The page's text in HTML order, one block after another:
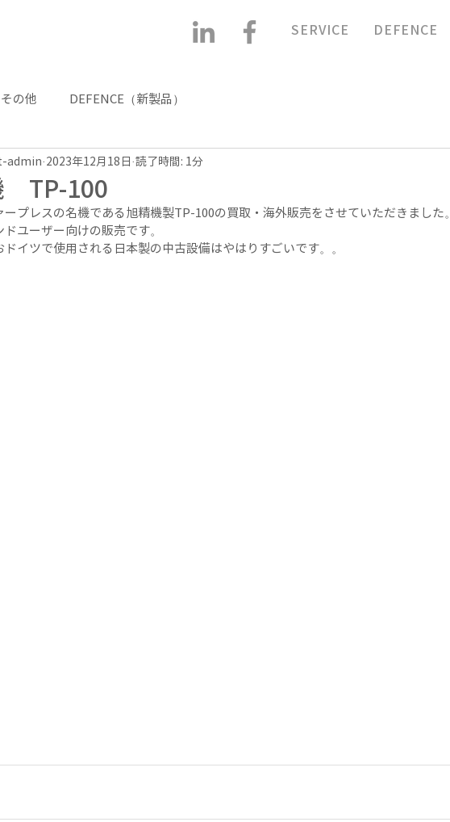
SERVICE DEFENCE
その他 DEFENCE（新製品）
TP-100
admin 2023年12月18日 読了時間: 1分
ープレスの名機である旭精機製TP-100の買取・海外販売をさせていただきました。
ドユーザー向けの販売です。
ドイツで使用される日本製の中古設備はやはりすごいです。。